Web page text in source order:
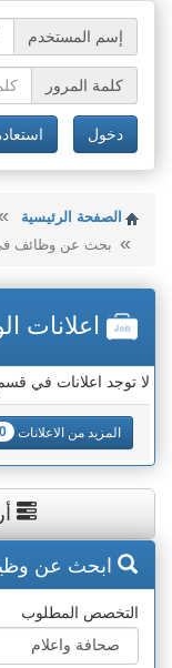
إسم المستخدم
كلمة المرور
دخول
الصفحة الرئيسية
بحث عن وظائف
اعلانات
لا توجد اعلانات في
المزيد من الاعلانات 0
ابحث عن
التخصص المطلوب